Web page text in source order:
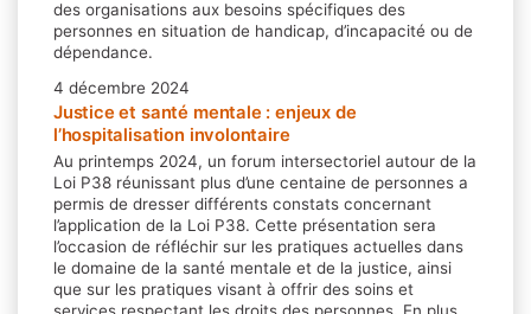
des organisations aux besoins spécifiques des
personnes en situation de handicap, d’incapacité ou de
dépendance.
4 décembre 2024
Justice et santé mentale : enjeux de
l’hospitalisation involontaire
Au printemps 2024, un forum intersectoriel autour de la
Loi P38 réunissant plus d’une centaine de personnes a
permis de dresser différents constats concernant
l’application de la Loi P38. Cette présentation sera
l’occasion de réfléchir sur les pratiques actuelles dans
le domaine de la santé mentale et de la justice, ainsi
que sur les pratiques visant à offrir des soins et